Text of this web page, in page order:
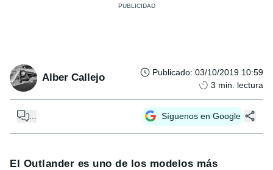
Alber Callejo Publicado: 03/10/2019 10:59
3 min. lectura
Síguenos en Google
El Outlander es uno de los modelos más